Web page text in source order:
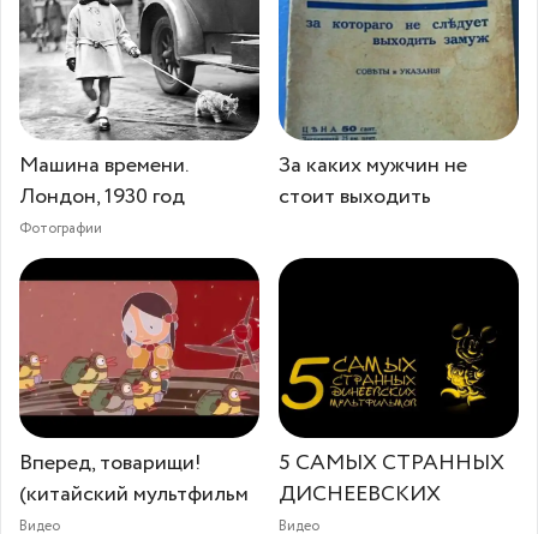
Машина времени.
Лондон, 1930 год
Фотографии
За каких мужчин не
стоит выходить
Вперед, товарищи!
(китайский мультфильм
Видео
5 САМЫХ СТРАННЫХ
ДИСНЕЕВСКИХ
Видео